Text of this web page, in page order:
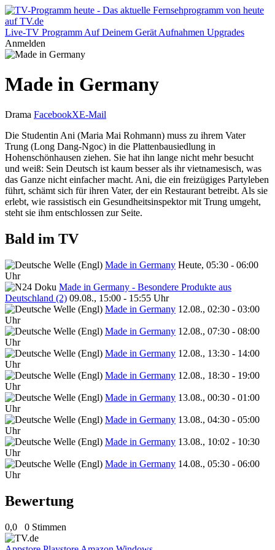
Live-TV Programm Auf Deinem Gerät Aufnahmen Upgrades
Anmelden
Made in Germany
Drama FacebookXE-Mail
Die Studentin Ani (Maria Mai Rohmann) muss zu ihrem Vater
Trung (Long Dang-Ngoc) in die Plattenbausiedlung in
Hohenschönhausen ziehen. Sie hat ihn lange nicht mehr besucht
und weiß: Sein Deutsch ist kaum besser als ihr vietnamesisch, was
das Ganze nicht einfacher macht. Ani, die ein freizügiges Partyleben
führt, schämt sich für ihren Vater, der ein Restaurant betreibt. Als sie
erlebt, wie rassistisch ein Gesundheitsinspektor mit Trung umgeht,
steht sie ihm entschlossen zur Seite.
Bald im TV
Made in Germany Heute, 05:30 - 06:00
Uhr
Made in Germany - Besondere Produkte aus
Deutschland (2) 09.08., 15:00 - 15:55 Uhr
Made in Germany 12.08., 02:30 - 03:00
Uhr
Made in Germany 12.08., 07:30 - 08:00
Uhr
Made in Germany 12.08., 13:30 - 14:00
Uhr
Made in Germany 12.08., 18:30 - 19:00
Uhr
Made in Germany 13.08., 00:30 - 01:00
Uhr
Made in Germany 13.08., 04:30 - 05:00
Uhr
Made in Germany 13.08., 10:02 - 10:30
Uhr
Made in Germany 14.08., 05:30 - 06:00
Uhr
Bewertung
0,0 0 Stimmen